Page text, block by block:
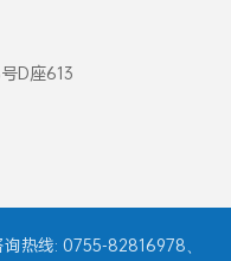
D座613
询热线: 0755-82816978、